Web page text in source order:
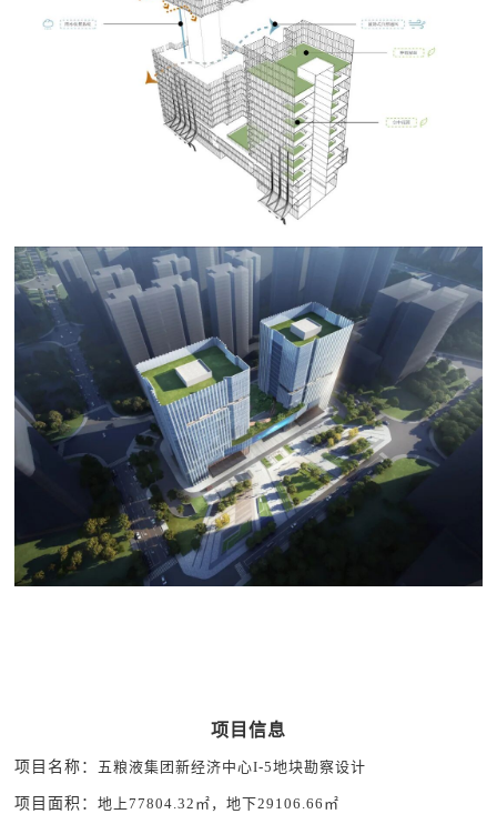
项目信息
项目名称： 五粮液集团新经济中心I-5地块勘察设计
项目面积：地上77804.32㎡，地下29106.66㎡